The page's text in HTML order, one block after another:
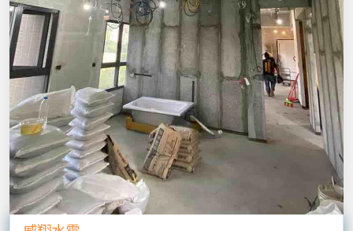
鴻水電
地址 I新北市萬里區大鵬里萬里加投路33號
0